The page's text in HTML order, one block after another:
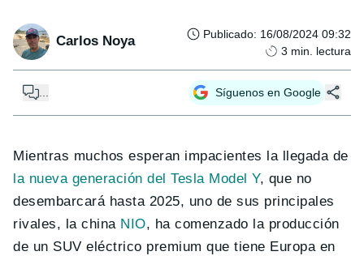
Carlos Noya Publicado: 16/08/2024 09:32
3 min. lectura
Síguenos en Google
Mientras muchos esperan impacientes la llegada de
la nueva generación del Tesla Model Y, que no
desembarcará hasta 2025, uno de sus principales
rivales, la china NIO, ha comenzado la producción
de un SUV eléctrico premium que tiene Europa en